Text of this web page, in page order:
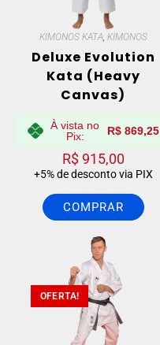
KIMONOS KATA KIMONOS
Deluxe Evolution
Kata (Heavy
Canvas)
À vista no
Pix:
R$869,25
R$915,00
+5% de desconto via PIX
COMPRAR
OFERTA!